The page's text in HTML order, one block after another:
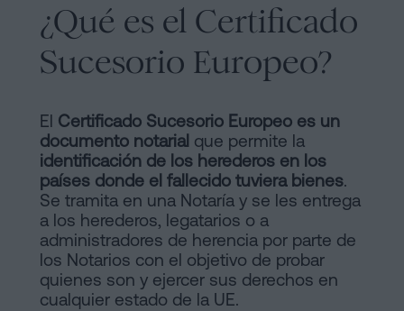
¿Qué es el Certificado
Sucesorio Europeo?
El Certificado Sucesorio Europeo es un
documento notarial que permite la
identificación de los herederos en los
países donde el fallecido tuviera bienes.
Se tramita en una Notaría y se les entrega
a los herederos, legatarios o a
administradores de herencia por parte de
los Notarios con el objetivo de probar
quienes son y ejercer sus derechos en
cualquier estado de la UE.